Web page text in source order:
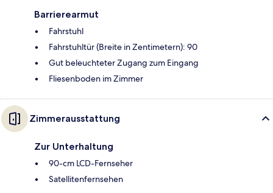
Barrierearmut
Fahrstuhl
Fahrstuhltür (Breite in Zentimetern): 90
Gut beleuchteter Zugang zum Eingang
Fliesenboden im Zimmer
Zimmerausstattung
Zur Unterhaltung
90-cm LCD-Fernseher
Satellitenfernsehen